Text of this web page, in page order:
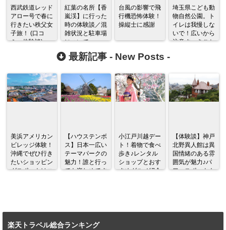
西武鉄道レッド
アロー号で春に
行きたい秩父女
子旅！ (口コ
ミ・体験談)
紅葉の名所【香
嵐渓】に行った
時の体験談／混
雑状況と駐車場
について
台風の影響で飛
行機恐怖体験！
操縦士に感謝
埼玉県こども動
物自然公園。ト
イレは我慢しな
いで！広いから
注意すべきこと
最新記事 - New Posts -
美浜アメリカン
ビレッジ体験！
沖縄でぜひ行き
たいショッピン
グスポットはコ
【ハウステンボ
ス】日本一広い
テーマパークの
魅力！誰と行っ
ても楽しめてす
小江戸川越デー
ト！着物で食べ
歩き♪レンタル
ショップとおす
すめグルメ紹介
【体験談】神戸
北野異人館は異
国情緒のある雰
囲気が魅力♪パ
ワースポットも
楽天トラベル総合ランキング